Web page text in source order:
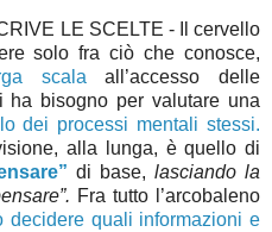
LE SCELTE - Il cervello
solo fra ciò che conosce,
scala all’accesso delle
bisogno per valutare una
dei processi mentali stessi.
alla lunga, è quello di
di base, lasciando la
Fra tutto l’arcobaleno
decidere quali informazioni e